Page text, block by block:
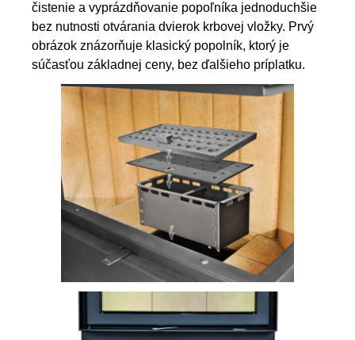
čistenie a vyprázdňovanie popoľníka jednoduchšie
bez nutnosti otvárania dvierok krbovej vložky. Prvý
obrázok znázorňuje klasický popolník, ktorý je
súčasťou základnej ceny, bez ďalšieho príplatku.